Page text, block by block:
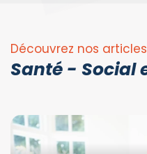
Découvrez nos
Santé - Social